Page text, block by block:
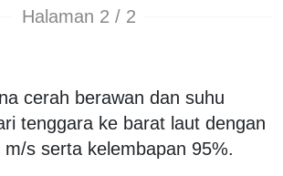
Halaman 2 / 2
cerah berawan dan suhu
tenggara ke barat laut dengan
s serta kelembapan 95%.